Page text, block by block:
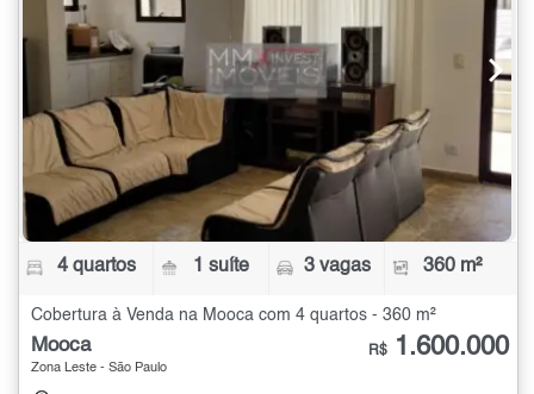
4 quartos 1 suíte 3 vagas 360 m²
Cobertura à Venda na Mooca com 4 quartos - 360 m²
Mooca
Zona Leste - São Paulo
R$ 1.600.000